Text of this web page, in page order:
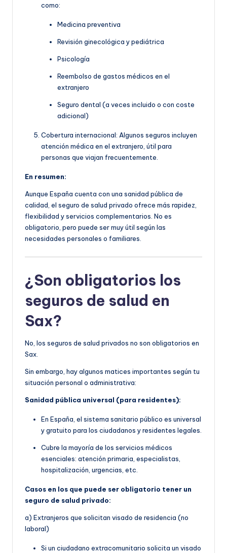
como:
Medicina preventiva
Revisión ginecológica y pediátrica
Psicología
Reembolso de gastos médicos en el
extranjero
Seguro dental (a veces incluido o con coste
adicional)
Cobertura internacional: Algunos seguros incluyen
atención médica en el extranjero, útil para
personas que viajan frecuentemente.
En resumen:
Aunque España cuenta con una sanidad pública de
calidad, el seguro de salud privado ofrece más rapidez,
flexibilidad y servicios complementarios. No es
obligatorio, pero puede ser muy útil según las
necesidades personales o familiares.
¿Son obligatorios los
seguros de salud en
Sax?
No, los seguros de salud privados no son obligatorios en
Sax.
Sin embargo, hay algunos matices importantes según tu
situación personal o administrativa:
Sanidad pública universal (para residentes):
En España, el sistema sanitario público es universal
y gratuito para los ciudadanos y residentes legales.
Cubre la mayoría de los servicios médicos
esenciales: atención primaria, especialistas,
hospitalización, urgencias, etc.
Casos en los que puede ser obligatorio tener un
seguro de salud privado:
a) Extranjeros que solicitan visado de residencia (no
laboral)
Si un ciudadano extracomunitario solicita un visado